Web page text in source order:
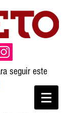
seguir este